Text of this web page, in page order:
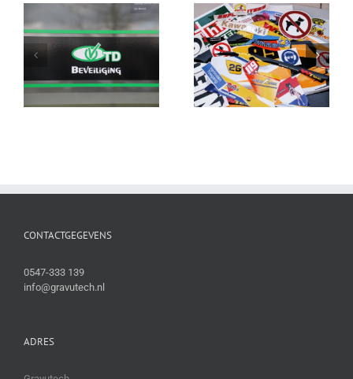
CONTACTGEGEVENS
0547-333 139
info@gravutech.nl
ADRES